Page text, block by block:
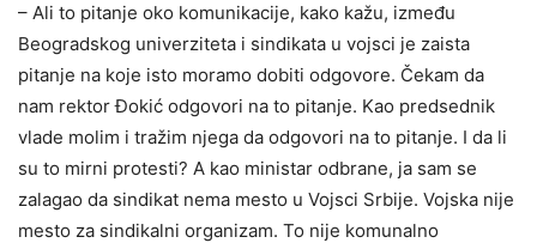
– Ali to pitanje oko komunikacije, kako kažu, između
Beogradskog univerziteta i sindikata u vojsci je zaista
pitanje na koje isto moramo dobiti odgovore. Čekam da
nam rektor Đokić odgovori na to pitanje. Kao predsednik
vlade molim i tražim njega da odgovori na to pitanje. I da li
su to mirni protesti? A kao ministar odbrane, ja sam se
zalagao da sindikat nema mesto u Vojsci Srbije. Vojska nije
mesto za sindikalni organizam. To nije komunalno